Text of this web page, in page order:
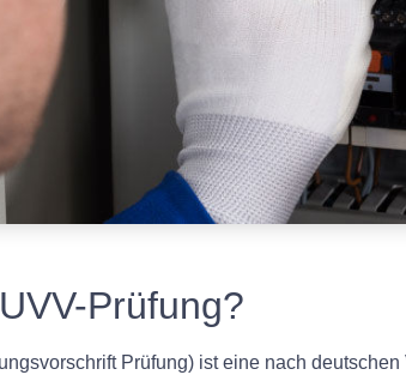
Prüfung?
Prüfung) ist eine nach